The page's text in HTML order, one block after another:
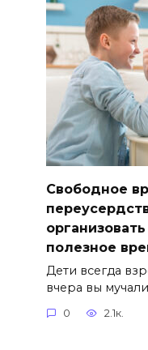
Свободное
полезное
Дети всегда
вчера вы
0 2.1к.